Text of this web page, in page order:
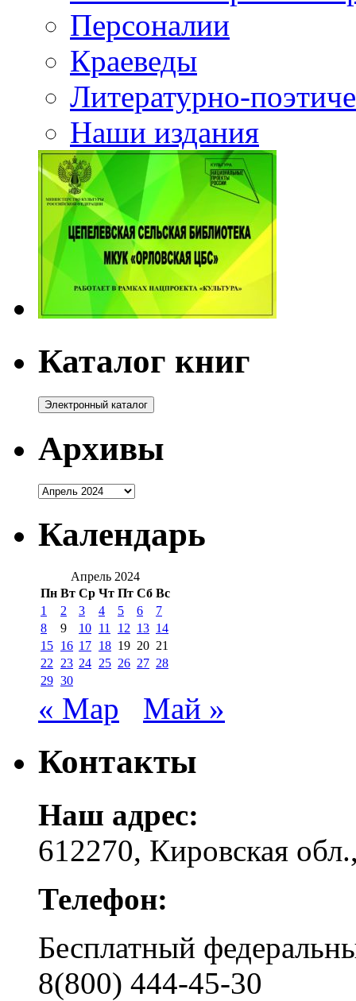
Персоналии
Краеведы
Литературно-
Наши издания
Каталог книг
Архивы
Архивы
Календарь
Апрель 2024
Пн Вт Ср Чт Пт Сб Вс
1
2 3 4 5 6
7
8
9 10 11 12 13 14
15 16 17 18 19 20 21
22
23 24 25 26 27 28
29 30
« Мар Май »
Контакты
Наш адрес:
612270, Кировская
Телефон:
Бесплатный
8(800) 444-45-30